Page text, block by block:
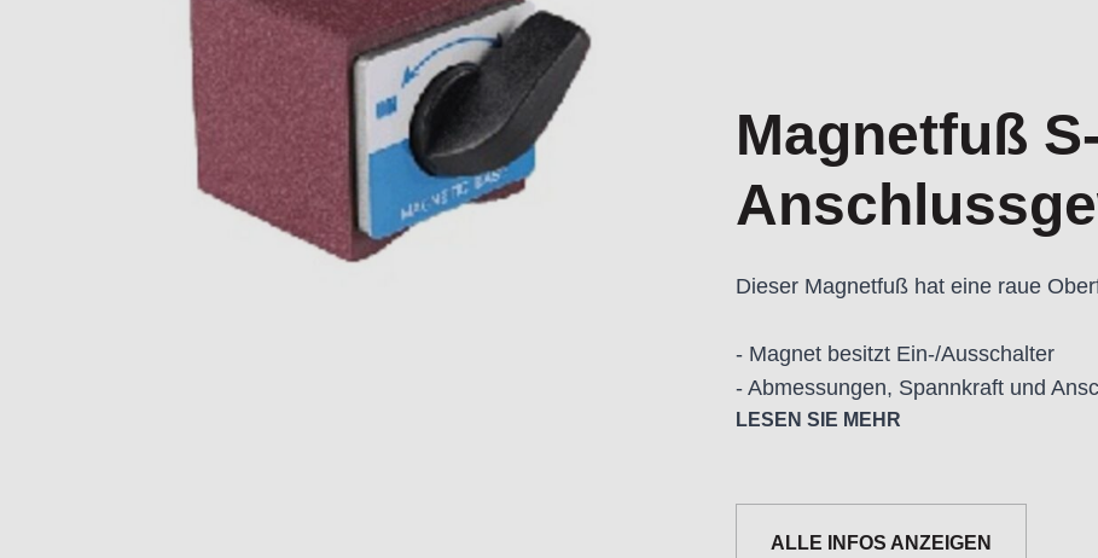
Magnetfuß S-M6 500N mit M6 Anschlussgewinde
Magnetfuß
Dieser Magnetfuß hat eine raue
- Magnet besitzt Ein-/Ausschalter
- Abmessungen, Spannkraft und
LESEN SIE MEHR
ALLE INFOS ANZEIGEN